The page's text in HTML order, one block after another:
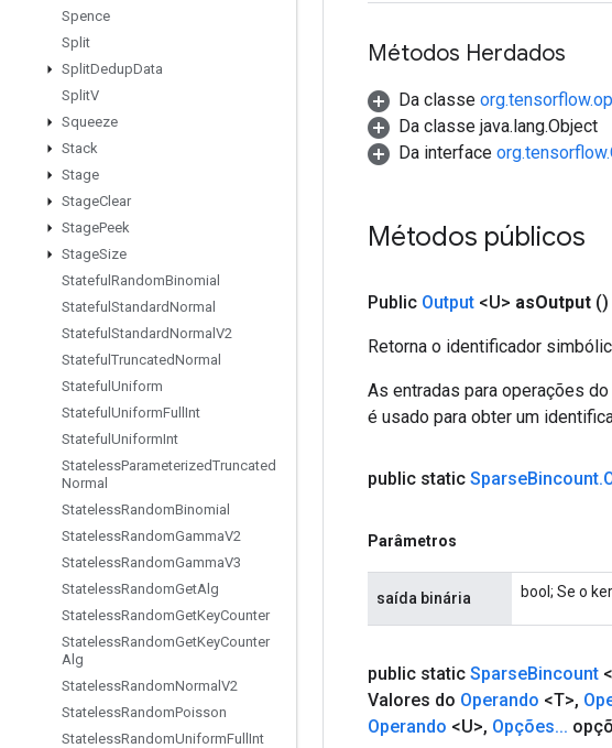
Spence
Split
SplitDedupData
SplitV
Squeeze
Stack
Stage
StageClear
StagePeek
StageSize
Stateful RandomBinomial
Stateful StandardNormal
Stateful StandardNormal V2
Stateful TruncatedNormal
Stateful Uniform
Stateful UniformFull Int
Stateful UniformInt
StatelessParameterizedTruncated
Normal
StatelessRandomBinomial
StatelessRandomGammaV2
StatelessRandomGammaV3
StatelessRandomGetAlg
StatelessRandomGetKeyCounter
StatelessRandomGetKeyCounter
Alg
StatelessRandomNormal V2
StatelessRandomPoisson
StatelessRandomUniformFull Int
Métodos Herdados
Da classe
Da classe java.lang.Object
Da interface
Métodos públicos
Public Output <U> asOutput ()
Retorna o identificador
As entradas para operações
é usado para obter um
public static SparseBincount.
Parâmetros
saída binária bool; Se o
public static SparseBincount
Valores do Operando <T>,
Operando <U>, Opções...